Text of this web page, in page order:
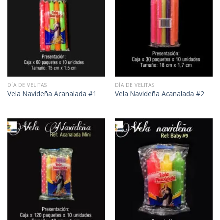
DÍA DE VELITAS
Vela Navideña Acanalada #1
DÍA DE VELITAS
Vela Navideña Acanalada #2